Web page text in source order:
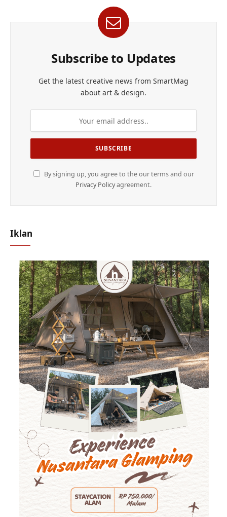
Subscribe to Updates
Get the latest creative news from SmartMag
about art & design.
By signing up, you agree to the our terms and our
Privacy Policyagreement.
Iklan